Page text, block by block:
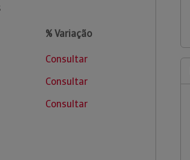
% Variação
Consultar
Consultar
Consultar